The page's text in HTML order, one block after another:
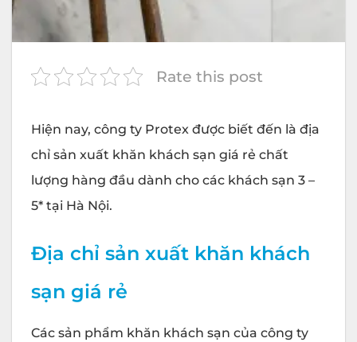
Rate this post
Hiện nay, công ty Protex được biết đến là địa
chỉ sản xuất khăn khách sạn giá rẻ chất
lượng hàng đầu dành cho các khách sạn 3 –
5* tại Hà Nội.
Địa chỉ sản xuất khăn khách
sạn giá rẻ
Các sản phẩm khăn khách sạn của công ty